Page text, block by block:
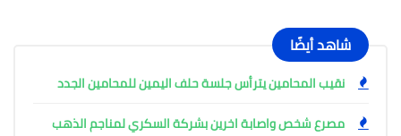
شاهد أيضًا
نقيب المحامين يترأس جلسة حلف اليمين للمحامين الجدد
مصرع شخص واصابة اخرين بشركة السكري لمناجم الذهب